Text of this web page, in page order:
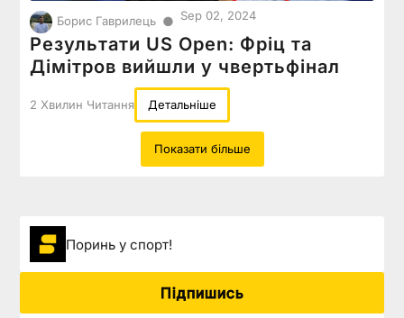
Борис Гаврилець ● Sep 02, 2024
Результати US Open: Фріц та
Дімітров вийшли у чвертьфінал
2 Хвилин Читання Детальніше
Показати більше
Поринь у спорт!
Підпишись